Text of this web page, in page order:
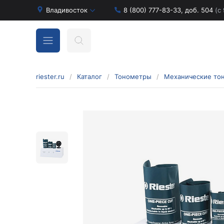
Владивосток 8 (800) 777-83-33, доб. 504 (с
Бинокулярные лупы
Оголовья для бинокулярных луп
Диагностические наборы отоскопов и
Диагностические наборы e-scope
Диагностические наборы Econom
riester.ru / Каталог / Тонометры / Механические